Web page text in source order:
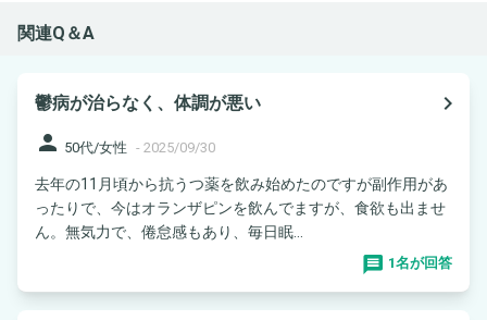
関連Q＆A
鬱病が治らなく、体調が悪い
navigate_next
person 50代/女性 - 2025/09/30
去年の11月頃から抗うつ薬を飲み始めたのですが副作用があ
ったりで、今はオランザピンを飲んでますが、食欲も出ませ
ん。無気力で、倦怠感もあり、毎日眠...
1名が回答